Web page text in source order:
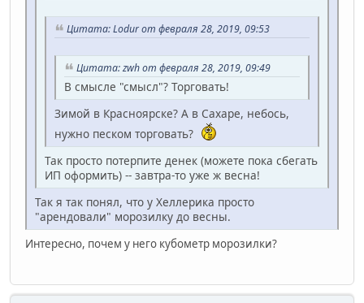
Цитата: Lodur от февраля 28, 2019, 09:53
Цитата: zwh от февраля 28, 2019, 09:49
В смысле "смысл"? Торговать!
Зимой в Красноярске? А в Сахаре, небось,
нужно песком торговать?
Так просто потерпите денек (можете пока сбегать
ИП оформить) -- завтра-то уже ж весна!
Так я так понял, что у Хеллерика просто
"арендовали" морозилку до весны.
Интересно, почем у него кубометр морозилки?